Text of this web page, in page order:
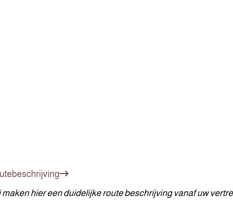
maken hier een duidelijke route beschrijving vanaf uw